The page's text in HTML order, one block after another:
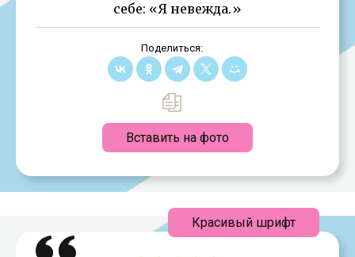
себе: «Я невежда.»
Поделиться:
Вставить на фото
Красивый шрифт